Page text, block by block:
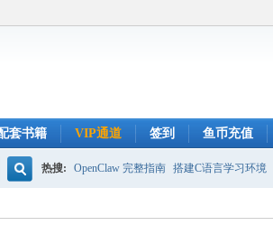
套书籍 VIP通道 签到 鱼币充值
热搜: OpenClaw 完整指南 搭建C语言学习环境